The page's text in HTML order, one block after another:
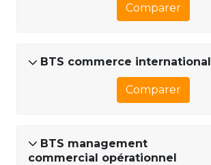
Comparer
BTS commerce international
Comparer
BTS management
commercial opérationnel